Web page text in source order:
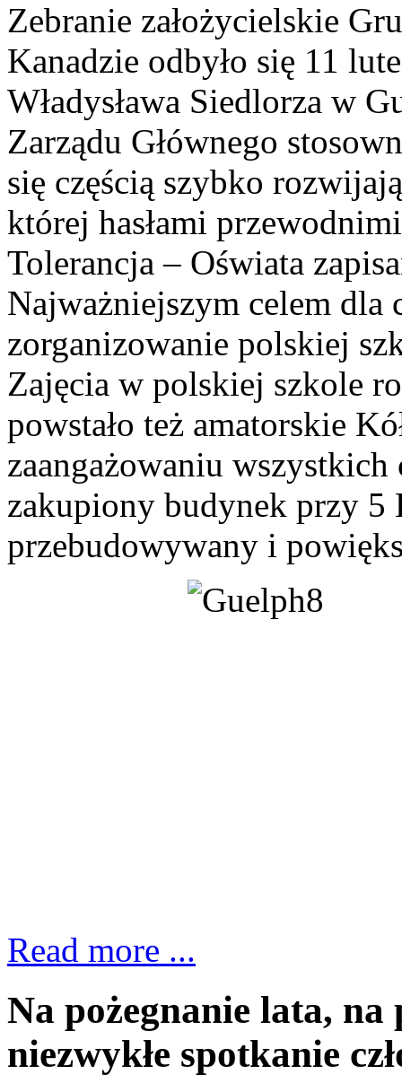
Zebranie założycielskie
Kanadzie odbyło się 11
Władysława Siedlorza w
Zarządu Głównego
się częścią szybko
której hasłami
Tolerancja – Oświata
Najważniejszym celem dla
zorganizowanie polskiej
Zajęcia w polskiej szkole
powstało też amatorskie
zaangażowaniu wszystkich
zakupiony budynek przy
przebudowywany i
Read more ...
Na pożegnanie lata,
niezwykłe spotkanie